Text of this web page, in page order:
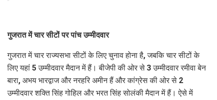
गुजरात में चार सीटों पर पांच उम्मीदवार
गुजरात में चार राज्यसभा सीटों के लिए चुनाव होना है, जबकि चार सीटों के
लिए यहां 5 उम्मीदवार मैदान में हैं। बीजेपी की ओर से 3 उम्मीदवार रमीवा बेन
बारा, अभय भारद्वाज और नरहरि अमीन हैं और कांग्रेस की ओर से 2
उम्मीदवार शक्ति सिंह गोहिल और भरत सिंह सोलंकी मैदान में हैं। ऐसे में